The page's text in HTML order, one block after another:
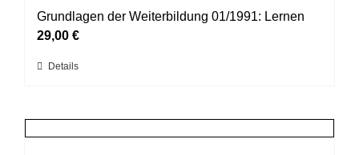
Die
Optionen
auf
gewählt
werden
Grundlagen der Weiterbildung 01/1991: Lernen
29,00 €
Dieses
mehrere
Varianten
Details